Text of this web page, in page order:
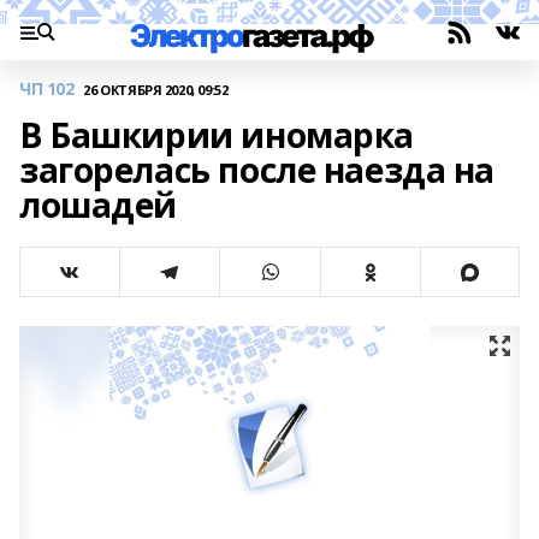
ЧП 102 26 ОКТЯБРЯ 2020, 09:52
В Башкирии иномарка
загорелась после наезда на
лошадей